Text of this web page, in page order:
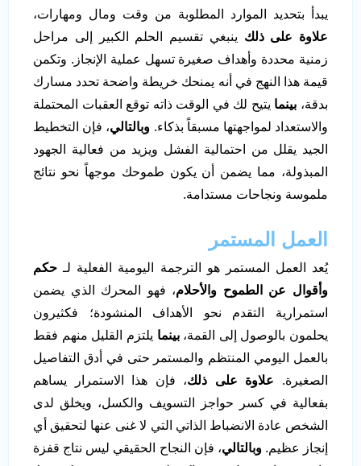
يبدأ بتحديد الموارد المطلوبة من وقت ومال ومهارات،
علاوة على ذلك ينبغي تقسيم الحلم الكبير إلى مراحل
زمنية محددة وأهداف صغيرة تسهل عملية الإنجاز. وتكمن
قيمة هذا النهج في أنه يمنحك خريطة واضحة تحدد مسارك
بدقة، بينما يتيح لك في الوقت ذاته توقع العقبات المحتملة
والاستعداد لمواجهتها مسبقاً بذكاء. وبالتالي، فإن التخطيط
الجيد يقلل من احتمالية الفشل ويزيد من فعالية الجهود
المبذولة، مما يضمن أن يكون طموحك موجهاً نحو نتائج
ملموسة ونجاحات مستدامة.
العمل المستمر
يُعد العمل المستمر هو الترجمة اليومية الفعلية لـ حكم
وأقوال عن الطموح والأحلام، فهو المحرك الذي يضمن
استمرارية التقدم نحو الأهداف المنشودة؛ فكثيرون
يحلمون بالوصول إلى القمة،بينما يلتزم القليل منهم فقط
بالعمل اليومي المنتظم والمستمر حتى في أدق التفاصيل
الصغيرة. علاوة على ذلك، فإن هذا الاستمرار يساهم
بفعالية في كسر حواجز التسويف والكسل، ويخلق لدى
الشخص عادة الانضباط الذاتي التي لا غنى عنها لتحقيق أي
إنجاز عظيم.وبالتالي، فإن النجاح الحقيقي ليس نتاج قفزة